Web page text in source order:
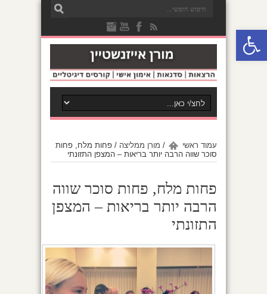
פתח סרגל נגישות
עמוד ראשי / מורן ממליצה / פחות מלח, פחות
סוכר שווה הרבה יותר בריאות – המצפן התזונתי
פחות מלח, פחות סוכר שווה
הרבה יותר בריאות – המצפן
התזונתי